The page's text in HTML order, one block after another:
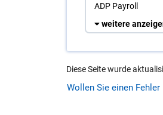
ADP Pay­roll
weitere
Diese Seite wurde
Wollen Sie einen Fehler